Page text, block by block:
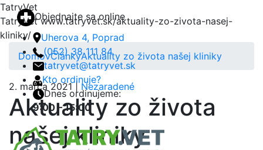
TatryVet
TatryVetwww.tatryvet.sk/aktuality-zo-zivota-nasej-
kliniky/
Objednajte sa online
Uherova 4, Poprad
(052) 38 111 84
tatryvet@tatryvet.sk
Kto ordinuje?
Dnes ordinujeme:
9:00 – 15:00
DomovČlánkyAktuality zo života našej kliniky
2. marca 2021 |Nezaradené
Aktuality zo života
našej kliniky